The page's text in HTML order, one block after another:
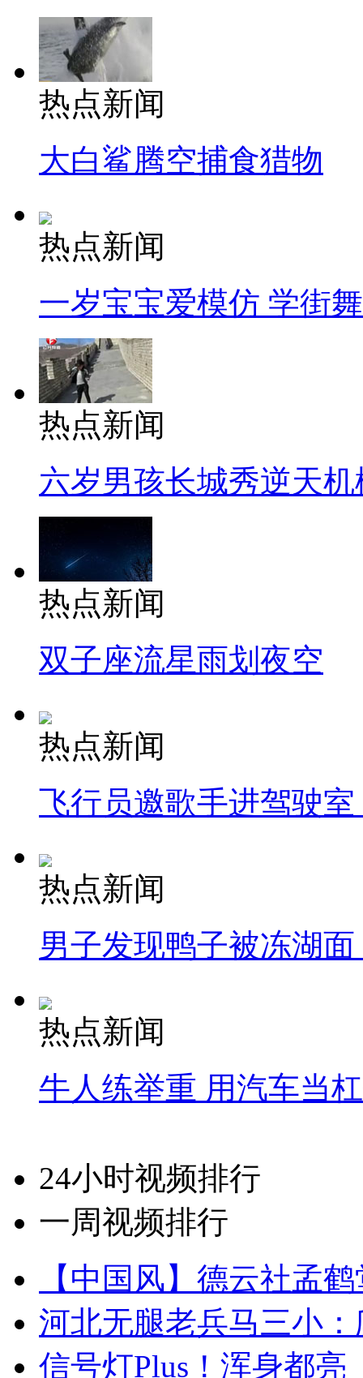
热点新闻
大白鲨腾空捕食猎物
热点新闻
一岁宝宝爱模仿 学街
热点新闻
六岁男孩长城秀逆天机
热点新闻
双子座流星雨划夜空
热点新闻
飞行员邀歌手进驾驶
热点新闻
男子发现鸭子被冻湖
热点新闻
牛人练举重 用汽车当
24小时视频排行
一周视频排行
【中国风】德云社孟
河北无腿老兵马三小
信号灯Plus！浑身都亮